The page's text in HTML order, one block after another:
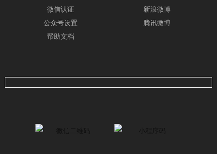
微信认证
公众号设置
帮助文档
新浪微博
腾讯微博